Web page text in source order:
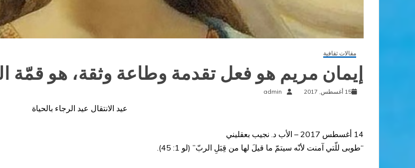
مقالات ثقافية
إيمان مريم هو فعل تقدمة وطاعة وثقة، هو قمّة
15 أغسطس, 2017 admin
عيد الانتقال عيد الرجاء بالحياة
14 أغسطس 2017 – الأب د. نجيب بعقليني
“طوبى للّتي آمنت لأنّه سيتمّ ما قيلَ لها من قِبَلِ الربّ” (لو 1: 45).